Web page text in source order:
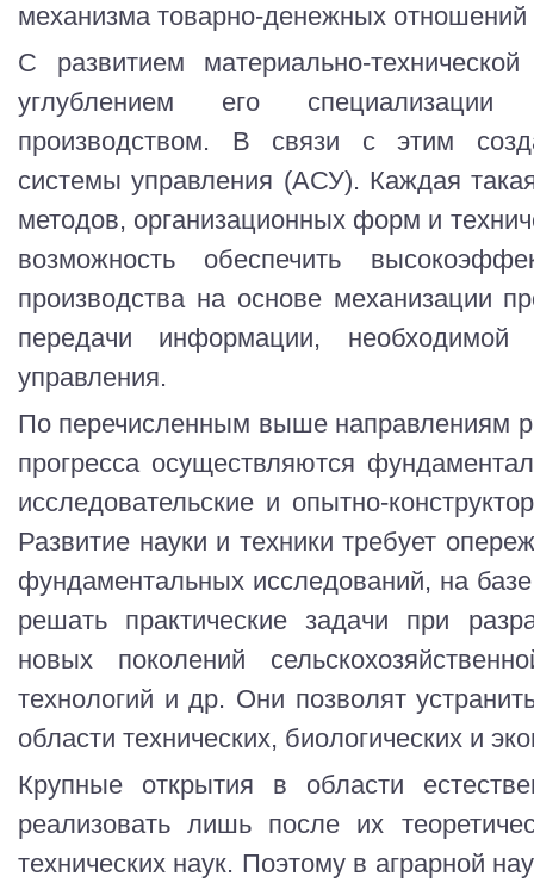
механизма товарно-денежных отношений
С развитием материально-
углублением его специализации
производством. В связи с этим
системы управления (АСУ). Каждая
методов, организационных форм и
возможность обеспечить
производства на основе механизации
передачи информации,
управления.
По перечисленным выше направлениям
прогресса осуществляются
исследовательские и опытно-
Развитие науки и техники требует
фундаментальных исследований, на
решать практические задачи при
новых поколений
технологий и др. Они позволят
области технических, биологических и
Крупные открытия в области
реализовать лишь после их
технических наук. Поэтому в аграрной